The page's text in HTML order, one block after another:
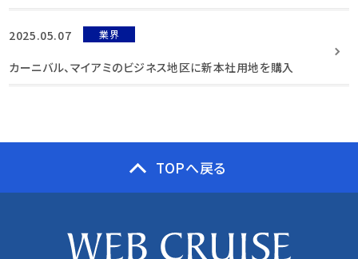
2025.05.07 業界
カーニバル、マイアミのビジネス地区に新本社用地を購入
TOPへ戻る